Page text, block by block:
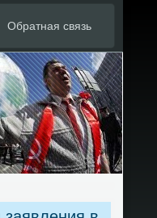
Обратная связь